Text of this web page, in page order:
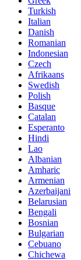
Turkish
Italian
Danish
Romanian
Indonesian
Czech
Afrikaans
Swedish
Polish
Basque
Catalan
Esperanto
Hindi
Lao
Albanian
Amharic
Armenian
Azerbaijani
Belarusian
Bengali
Bosnian
Bulgarian
Cebuano
Chichewa